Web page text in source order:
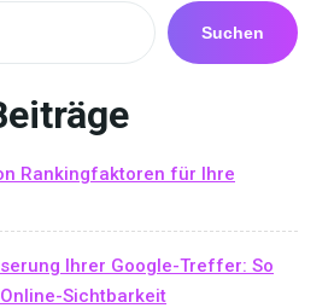
Suchen
Rankingfaktoren für Ihre
Ihrer Google-Treffer: So
Sichtbarkeit